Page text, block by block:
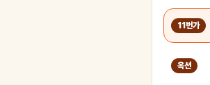
11번가
옥션